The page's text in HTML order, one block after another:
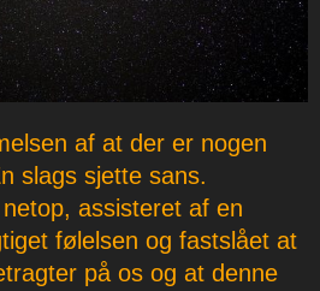
af at der er nogen
slags sjette sans.
assisteret af en
følelsen og fastslået at
på os og at denne